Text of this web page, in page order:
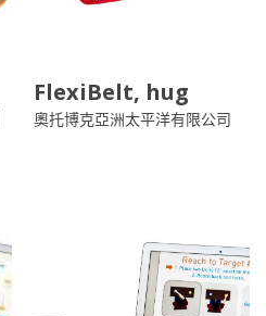
FlexiBelt, hug
奧托博克亞洲太平洋有限公司